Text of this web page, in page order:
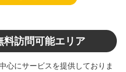
料訪問可能エリア
心にサービスを提供しておりま